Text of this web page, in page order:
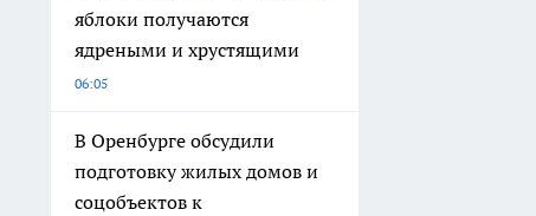
яблоки получаются
ядреными и хрустящими
06:05
В Оренбурге обсудили
подготовку жилых домов и
соцобъектов к